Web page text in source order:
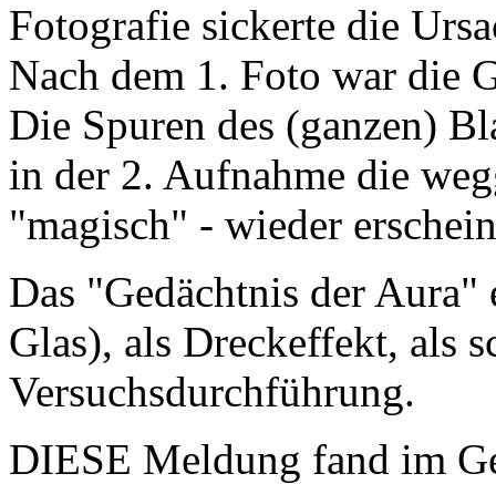
Fotografie sickerte die
Nach dem 1. Foto war die
Die Spuren des (ganzen)
in der 2. Aufnahme die
"magisch" - wieder
Das "Gedächtnis der
Glas), als Dreckeffekt, als
Versuchsdurchführung.
DIESE Meldung fand im